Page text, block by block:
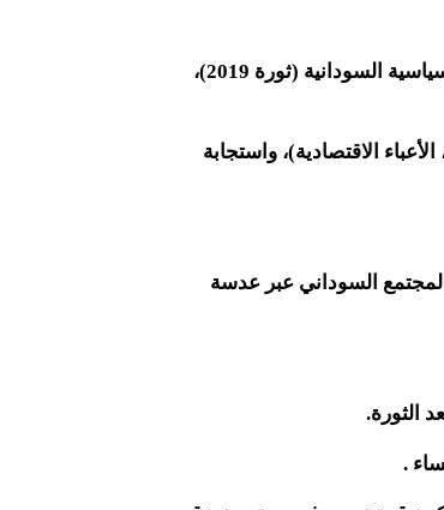
– الثورات والتحولات: يربط الكتاب بين نشاط الحركة النسوية والتحولات السياسية السودانية (ثورة 2019)،
(العنف المنزلي، الأعباء الاقتصادية)، واستجابة
السوداني عبر عدسة
الثورة.
.